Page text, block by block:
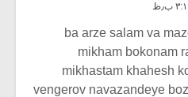
ba arze salam va
mikham bokonam
mikhastam khahesh
vengerov navazandeye